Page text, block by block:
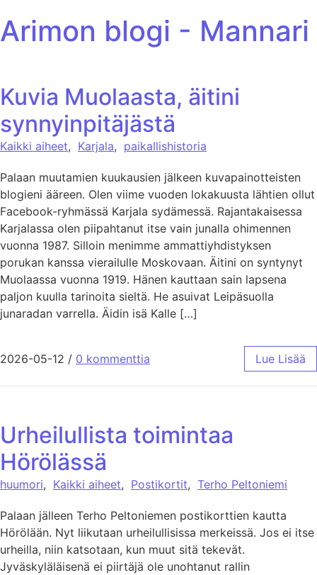
Arimon blogi - Mannari
Kuvia Muolaasta, äitini
synnyinpitäjästä
Kaikki aiheet, Karjala, paikallishistoria
Palaan muutamien kuukausien jälkeen kuvapainotteisten
blogieni ääreen. Olen viime vuoden lokakuusta lähtien ollut
Facebook-ryhmässä Karjala sydämessä. Rajantakaisessa
Karjalassa olen piipahtanut itse vain junalla ohimennen
vuonna 1987. Silloin menimme ammattiyhdistyksen
porukan kanssa vierailulle Moskovaan. Äitini on syntynyt
Muolaassa vuonna 1919. Hänen kauttaan sain lapsena
paljon kuulla tarinoita sieltä. He asuivat Leipäsuolla
junaradan varrella. Äidin isä Kalle […]
2026-05-12 / 0 kommenttia Lue Lisää
Urheilullista toimintaa
Hörölässä
huumori, Kaikki aiheet, Postikortit, Terho Peltoniemi
Palaan jälleen Terho Peltoniemen postikorttien kautta
Hörölään. Nyt liikutaan urheilullisissa merkeissä. Jos ei itse
urheilla, niin katsotaan, kun muut sitä tekevät.
Jyväskyläläisenä ei piirtäjä ole unohtanut rallin